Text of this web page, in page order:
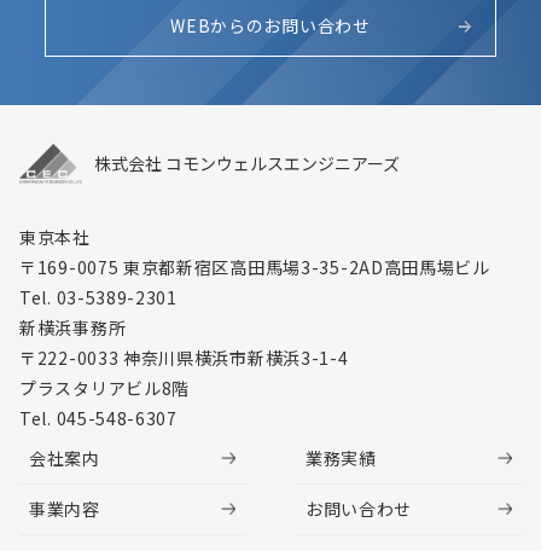
WEBからのお問い合わせ
株式会社 コモンウェルスエンジニアーズ
東京本社
〒169-0075 東京都新宿区高田馬場3-35-2AD高田馬場ビル
Tel. 03-5389-2301
新横浜事務所
〒222-0033 神奈川県横浜市新横浜3-1-4
プラスタリアビル8階
Tel. 045-548-6307
会社案内
事業内容
業務実績
お問い合わせ